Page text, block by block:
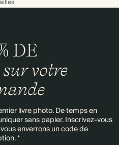
DE
sur votre
livre photo. De temps en
sans papier. Inscrivez-vous
enverrons un code de
*